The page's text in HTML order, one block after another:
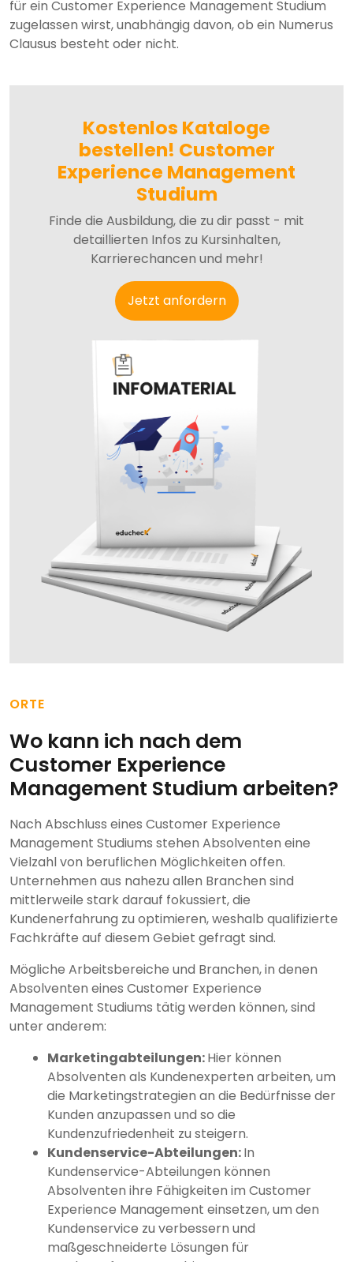
für ein Customer Experience Management Studium
zugelassen wirst, unabhängig davon, ob ein Numerus
Clausus besteht oder nicht.
Kostenlos Kataloge
bestellen! Customer
Experience Management
Studium
Finde die Ausbildung, die zu dir passt - mit
detaillierten Infos zu Kursinhalten,
Karrierechancen und mehr!
Jetzt anfordern
ORTE
Wo kann ich nach dem
Customer Experience
Management Studium arbeiten?
Nach Abschluss eines Customer Experience
Management Studiums stehen Absolventen eine
Vielzahl von beruflichen Möglichkeiten offen.
Unternehmen aus nahezu allen Branchen sind
mittlerweile stark darauf fokussiert, die
Kundenerfahrung zu optimieren, weshalb qualifizierte
Fachkräfte auf diesem Gebiet gefragt sind.
Mögliche Arbeitsbereiche und Branchen, in denen
Absolventen eines Customer Experience
Management Studiums tätig werden können, sind
unter anderem:
Marketingabteilungen:Hier können
Absolventen als Kundenexperten arbeiten, um
die Marketingstrategien an die Bedürfnisse der
Kunden anzupassen und so die
Kundenzufriedenheit zu steigern.
Kundenservice-Abteilungen:In
Kundenservice-Abteilungen können
Absolventen ihre Fähigkeiten im Customer
Experience Management einsetzen, um den
Kundenservice zu verbessern und
maßgeschneiderte Lösungen für